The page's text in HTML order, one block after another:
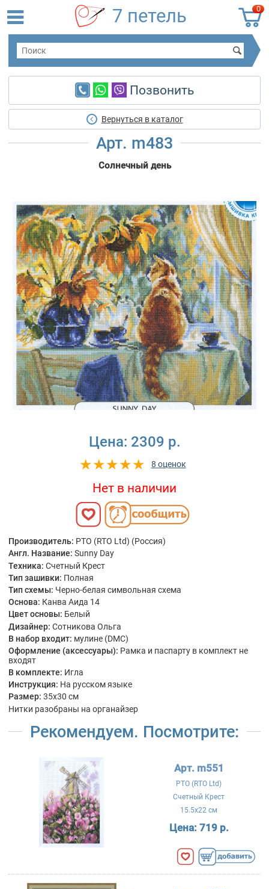
0
7 петель
Позвонить
Вернуться в каталог
Арт. m483
Солнечный день
Цена: 2309 р.
8 оценок
Нет в наличии
Производитель: РТО (RTO Ltd) (Россия)
Англ. Название: Sunny Day
Техника: Счетный Крест
Тип зашивки: Полная
Тип схемы: Черно-белая символьная схема
Основа: Канва Аида 14
Цвет основы: Белый
Дизайнер: Сотникова Ольга
В набор входит: мулине (DMC)
Оформление (аксессуары): Рамка и паспарту в комплект не
входят
В комплекте: Игла
Инструкция: На русском языке
Размер: 35x30 см
Нитки разобраны на органайзер
Рекомендуем. Посмотрите:
Арт. m551
РТО (RTO Ltd)
Счетный Крест
15.5x22 см
Цена: 719 р.